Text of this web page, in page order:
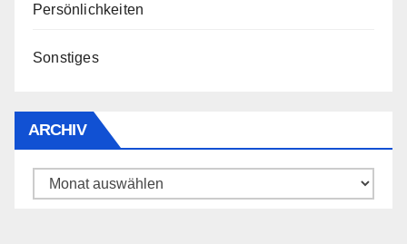
Persönlichkeiten
Sonstiges
ARCHIV
Archiv